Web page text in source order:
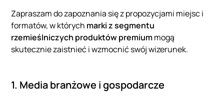
Zapraszam do zapoznania się z propozycjami miejsc i
formatów, w których marki z segmentu
rzemieślniczych produktów premiummogą
skutecznie zaistnieć i wzmocnić swój wizerunek.
1. Media branżowe i gospodarcze